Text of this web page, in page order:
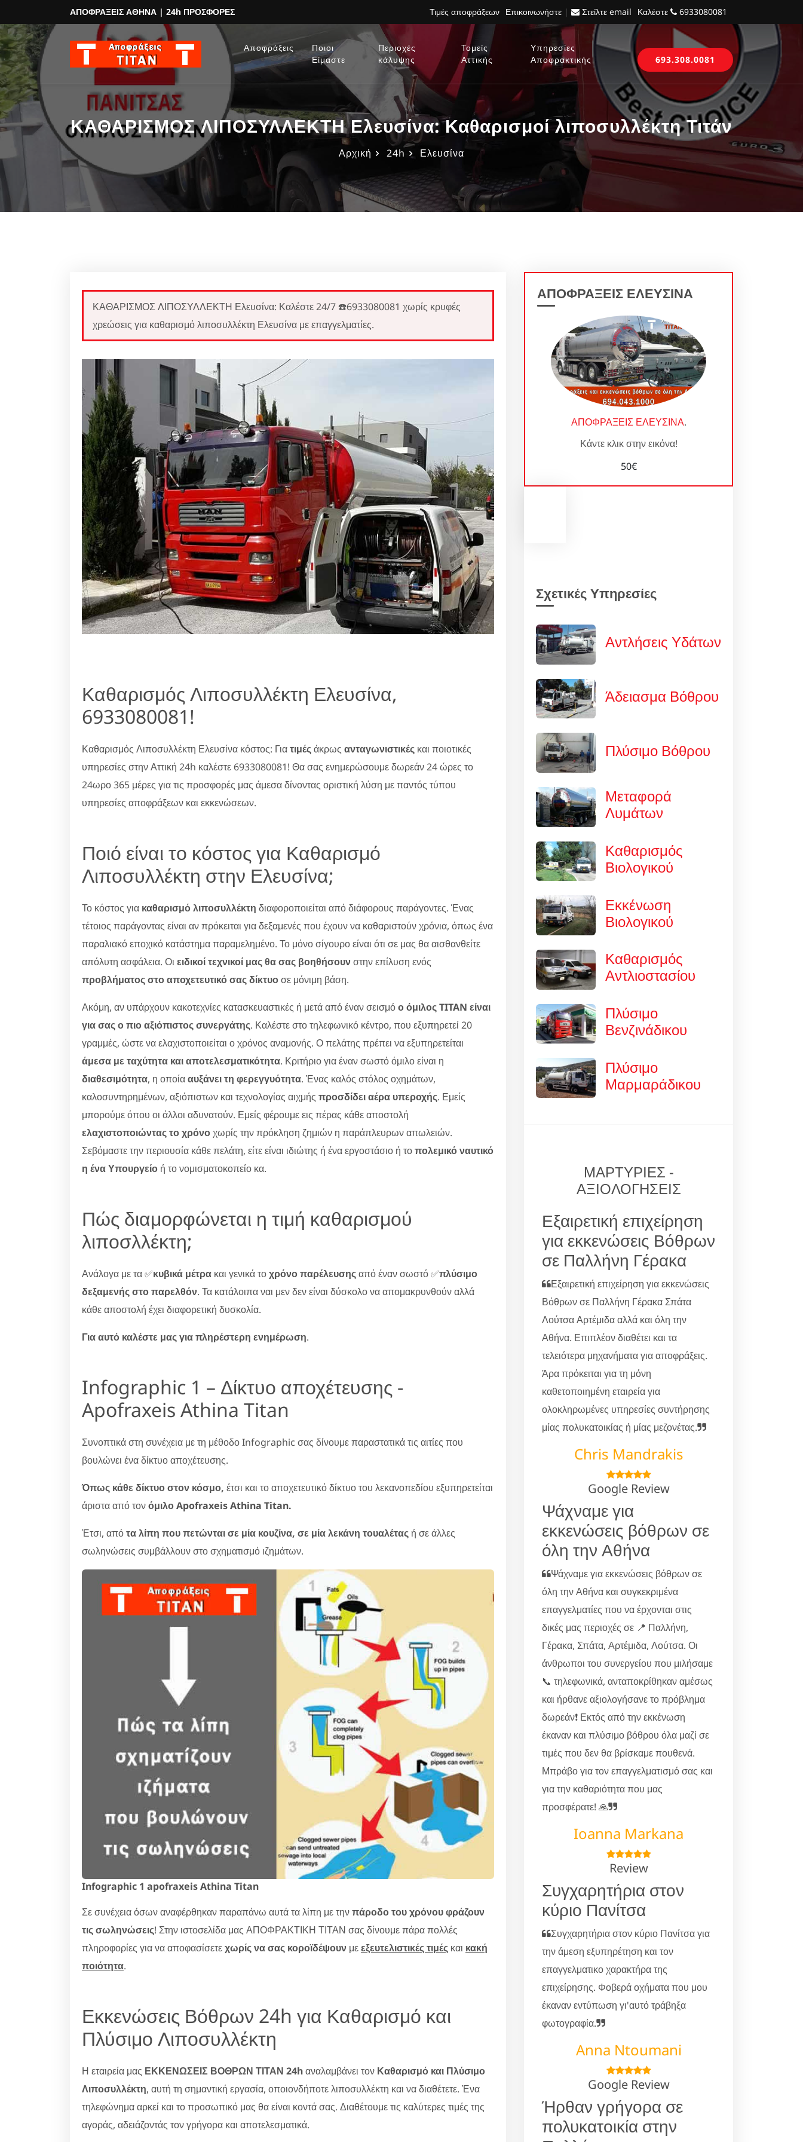
ΑΠΟΦΡΑΞΕΙΣ ΑΘΗΝΑ | 24h ΠΡΟΣΦΟΡΕΣ Τιμές αποφράξεων Επικοινωνήστε | Στείλτε email Καλέστε 6933080081
Αποφράξεις
Ποιοι
Είμαστε
Περιοχές
κάλυψης
Τομείς
Αττικής
Υπηρεσίες
Αποφρακτικής
693.308.0081
ΚΑΘΑΡΙΣΜΟΣ ΛΙΠΟΣΥΛΛΕΚΤΗ Ελευσίνα: Καθαρισμοί λιποσυλλέκτη Τιτάν
Αρχική 24h Ελευσίνα
ΚΑΘΑΡΙΣΜΟΣ ΛΙΠΟΣΥΛΛΕΚΤΗ Ελευσίνα: Καλέστε 24/7 ☎️6933080081 χωρίς κρυφές
χρεώσεις για καθαρισμό λιποσυλλέκτη Ελευσίνα με επαγγελματίες.
Καθαρισμός Λιποσυλλέκτη Ελευσίνα,
6933080081!
Καθαρισμός Λιποσυλλέκτη Ελευσίνα κόστος: Γιατιμέςάκρως ανταγωνιστικές και ποιοτικές
υπηρεσίες στην Αττική 24h καλέστε 6933080081! Θα σας ενημερώσουμε δωρεάν 24 ώρες το
24ωρο 365 μέρες για τις προσφορές μας άμεσα δίνοντας οριστική λύση με παντός τύπου
υπηρεσίες αποφράξεων και εκκενώσεων.
Ποιό είναι το κόστος για Καθαρισμό
Λιποσυλλέκτη στην Ελευσίνα;
Το κόστος για καθαρισμό λιποσυλλέκτη διαφοροποιείται από διάφορους παράγοντες. Ένας
τέτοιος παράγοντας είναι αν πρόκειται για δεξαμενές που έχουν να καθαριστούν χρόνια, όπως ένα
παραλιακό εποχικό κατάστημα παραμελημένο. Το μόνο σίγουρο είναι ότι σε μας θα αισθανθείτε
απόλυτη ασφάλεια. Οι ειδικοί τεχνικοί μας θα σας βοηθήσουνστην επίλυση ενός
προβλήματος στο αποχετευτικό σας δίκτυοσε μόνιμη βάση.
Ακόμη, αν υπάρχουν κακοτεχνίες κατασκευαστικές ή μετά από έναν σεισμόο όμιλος TITAN είναι
για σας ο πιο αξιόπιστος συνεργάτης. Καλέστε στο τηλεφωνικό κέντρο, που εξυπηρετεί 20
γραμμές, ώστε να ελαχιστοποιείται ο χρόνος αναμονής. Ο πελάτης πρέπει να εξυπηρετείται
άμεσα με ταχύτητα και αποτελεσματικότητα. Κριτήριο για έναν σωστό όμιλο είναι η
διαθεσιμότητα, η οποίααυξάνει τη φερεγγυότητα. Ένας καλός στόλος οχημάτων,
καλοσυντηρημένων, αξιόπιστων και τεχνολογίας αιχμής προσδίδει αέρα υπεροχής. Εμείς
μπορούμε όπου οι άλλοι αδυνατούν. Εμείς φέρουμε εις πέρας κάθε αποστολή
ελαχιστοποιώντας το χρόνοχωρίς την πρόκληση ζημιών η παράπλευρων απωλειών.
Σεβόμαστε την περιουσία κάθε πελάτη, είτε είναι ιδιώτης ή ένα εργοστάσιο ή τοπολεμικό ναυτικό
η ένα Υπουργείο ή το νομισματοκοπείο κα.
Πώς διαμορφώνεται η τιμή καθαρισμού
λιποσλλέκτη;
Ανάλογα με τα ✅κυβικά μέτρα και γενικά τοχρόνο παρέλευσηςαπό έναν σωστό ✅πλύσιμο
δεξαμενής στο παρελθόν. Τα κατάλοιπα ναι μεν δεν είναι δύσκολο να απομακρυνθούν αλλά
κάθε αποστολή έχει διαφορετική δυσκολία.
Για αυτό καλέστε μας για πληρέστερη ενημέρωση.
Infographic 1 – Δίκτυο αποχέτευσης -
Apofraxeis Athina Titan
Συνοπτικά στη συνέχεια με τη μέθοδο Infographic σας δίνουμε παραστατικά τις αιτίες που
βουλώνει ένα δίκτυο αποχέτευσης.
Όπως κάθε δίκτυο στον κόσμο, έτσι και το αποχετευτικό δίκτυο του λεκανοπεδίου εξυπηρετείται
άριστα από τονόμιλο Apofraxeis Athina Titan.
Έτσι, απότα λίπη που πετώνται σε μία κουζίνα, σε μία λεκάνη τουαλέτας ή σε άλλες
σωληνώσεις συμβάλλουν στο σχηματισμό ιζημάτων.
Infographic 1 apofraxeis Athina Titan
Σε συνέχεια όσων αναφέρθηκαν παραπάνω αυτά τα λίπη με τηνπάροδο του χρόνου φράζουν
τις σωληνώσεις! Στην ιστοσελίδα μας ΑΠΟΦΡΑΚΤΙΚΗ ΤΙΤΑΝ σας δίνουμε πάρα πολλές
πληροφορίες για να αποφασίσετεχωρίς να σας κοροϊδέψουν μεεξευτελιστικές τιμές και κακή
ποιότητα.
Εκκενώσεις Βόθρων 24h για Καθαρισμό και
Πλύσιμο Λιποσυλλέκτη
Η εταιρεία μας ΕΚΚΕΝΩΣΕΙΣ ΒΟΘΡΩΝ ΤΙΤΑΝ 24hαναλαμβάνει τον Καθαρισμό και Πλύσιμο
Λιποσυλλέκτη, αυτή τη σημαντική εργασία, οποιονδήποτε λιποσυλλέκτη και να διαθέτετε. Ένα
τηλεφώνημα αρκεί και το προσωπικό μας θα είναι κοντά σας. Διαθέτουμε τις καλύτερες τιμές της
αγοράς, αδειάζοντάς τον γρήγορα και αποτελεσματικά.
ΑΠΟΦΡΑΞΕΙΣ ΕΛΕΥΣΙΝΑ
ΑΠΟΦΡΑΞΕΙΣ ΕΛΕΥΣΙΝΑ.
Κάντε κλικ στην εικόνα!
50€
Σχετικές Υπηρεσίες
Αντλήσεις Υδάτων
Άδειασμα Βόθρου
Πλύσιμο Βόθρου
Μεταφορά
Λυμάτων
Καθαρισμός
Βιολογικού
Εκκένωση
Βιολογικού
Καθαρισμός
Αντλιοστασίου
Πλύσιμο
Βενζινάδικου
Πλύσιμο
Μαρμαράδικου
ΜΑΡΤΥΡΙΕΣ -
ΑΞΙΟΛΟΓΗΣΕΙΣ
Εξαιρετική επιχείρηση
για εκκενώσεις Βόθρων
σε Παλλήνη Γέρακα
Εξαιρετική επιχείρηση για εκκενώσεις
Βόθρων σε Παλλήνη Γέρακα Σπάτα
Λούτσα Αρτέμιδα αλλά και όλη την
Αθήνα. Επιπλέον διαθέτει και τα
τελειότερα μηχανήματα για αποφράξεις.
Άρα πρόκειται για τη μόνη
καθετοποιημένη εταιρεία για
ολοκληρωμένες υπηρεσίες συντήρησης
μίας πολυκατοικίας ή μίας μεζονέτας.
Chris Mandrakis
Google Review
Ψάχναμε για
εκκενώσεις βόθρων σε
όλη την Αθήνα
Ψάχναμε για εκκενώσεις βόθρων σε
όλη την Αθήνα και συγκεκριμένα
επαγγελματίες που να έρχονται στις
δικές μας περιοχές σε 📍 Παλλήνη,
Γέρακα, Σπάτα, Αρτέμιδα, Λούτσα. Οι
άνθρωποι του συνεργείου που μιλήσαμε
📞 τηλεφωνικά, ανταποκρίθηκαν αμέσως
και ήρθανε αξιολογήσανε το πρόβλημα
δωρεάν❗ Εκτός από την εκκένωση
έκαναν και πλύσιμο βόθρου όλα μαζί σε
τιμές που δεν θα βρίσκαμε πουθενά.
Μπράβο για τον επαγγελματισμό σας και
για την καθαριότητα που μας
προσφέρατε! 🙏
Ioanna Markana
Review
Συγχαρητήρια στον
κύριο Πανίτσα
Συγχαρητήρια στον κύριο Πανίτσα για
την άμεση εξυπηρέτηση και τον
επαγγελματικο χαρακτήρα της
επιχείρησης. Φοβερά οχήματα που μου
έκαναν εντύπωση γι'αυτό τράβηξα
φωτογραφία.
Anna Ntoumani
Google Review
Ήρθαν γρήγορα σε
πολυκατοικία στην